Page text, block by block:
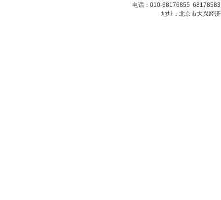
电话：010-68176855
地址：北京市大兴经